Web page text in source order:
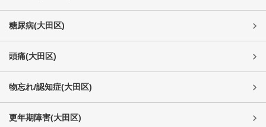
糖尿病(大田区)
頭痛(大田区)
物忘れ/認知症(大田区)
更年期障害(大田区)